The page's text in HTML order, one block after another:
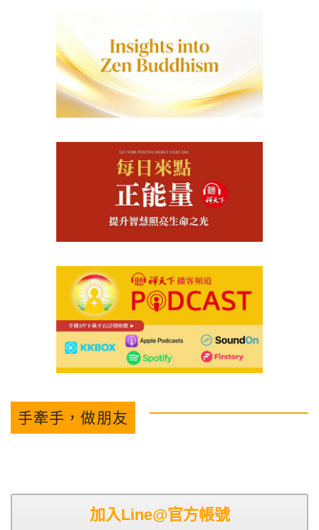
手牽手，做朋友
加入Line@官方帳號